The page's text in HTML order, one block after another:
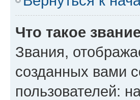
Что такое
Звания,
созданных вами
пользователей: